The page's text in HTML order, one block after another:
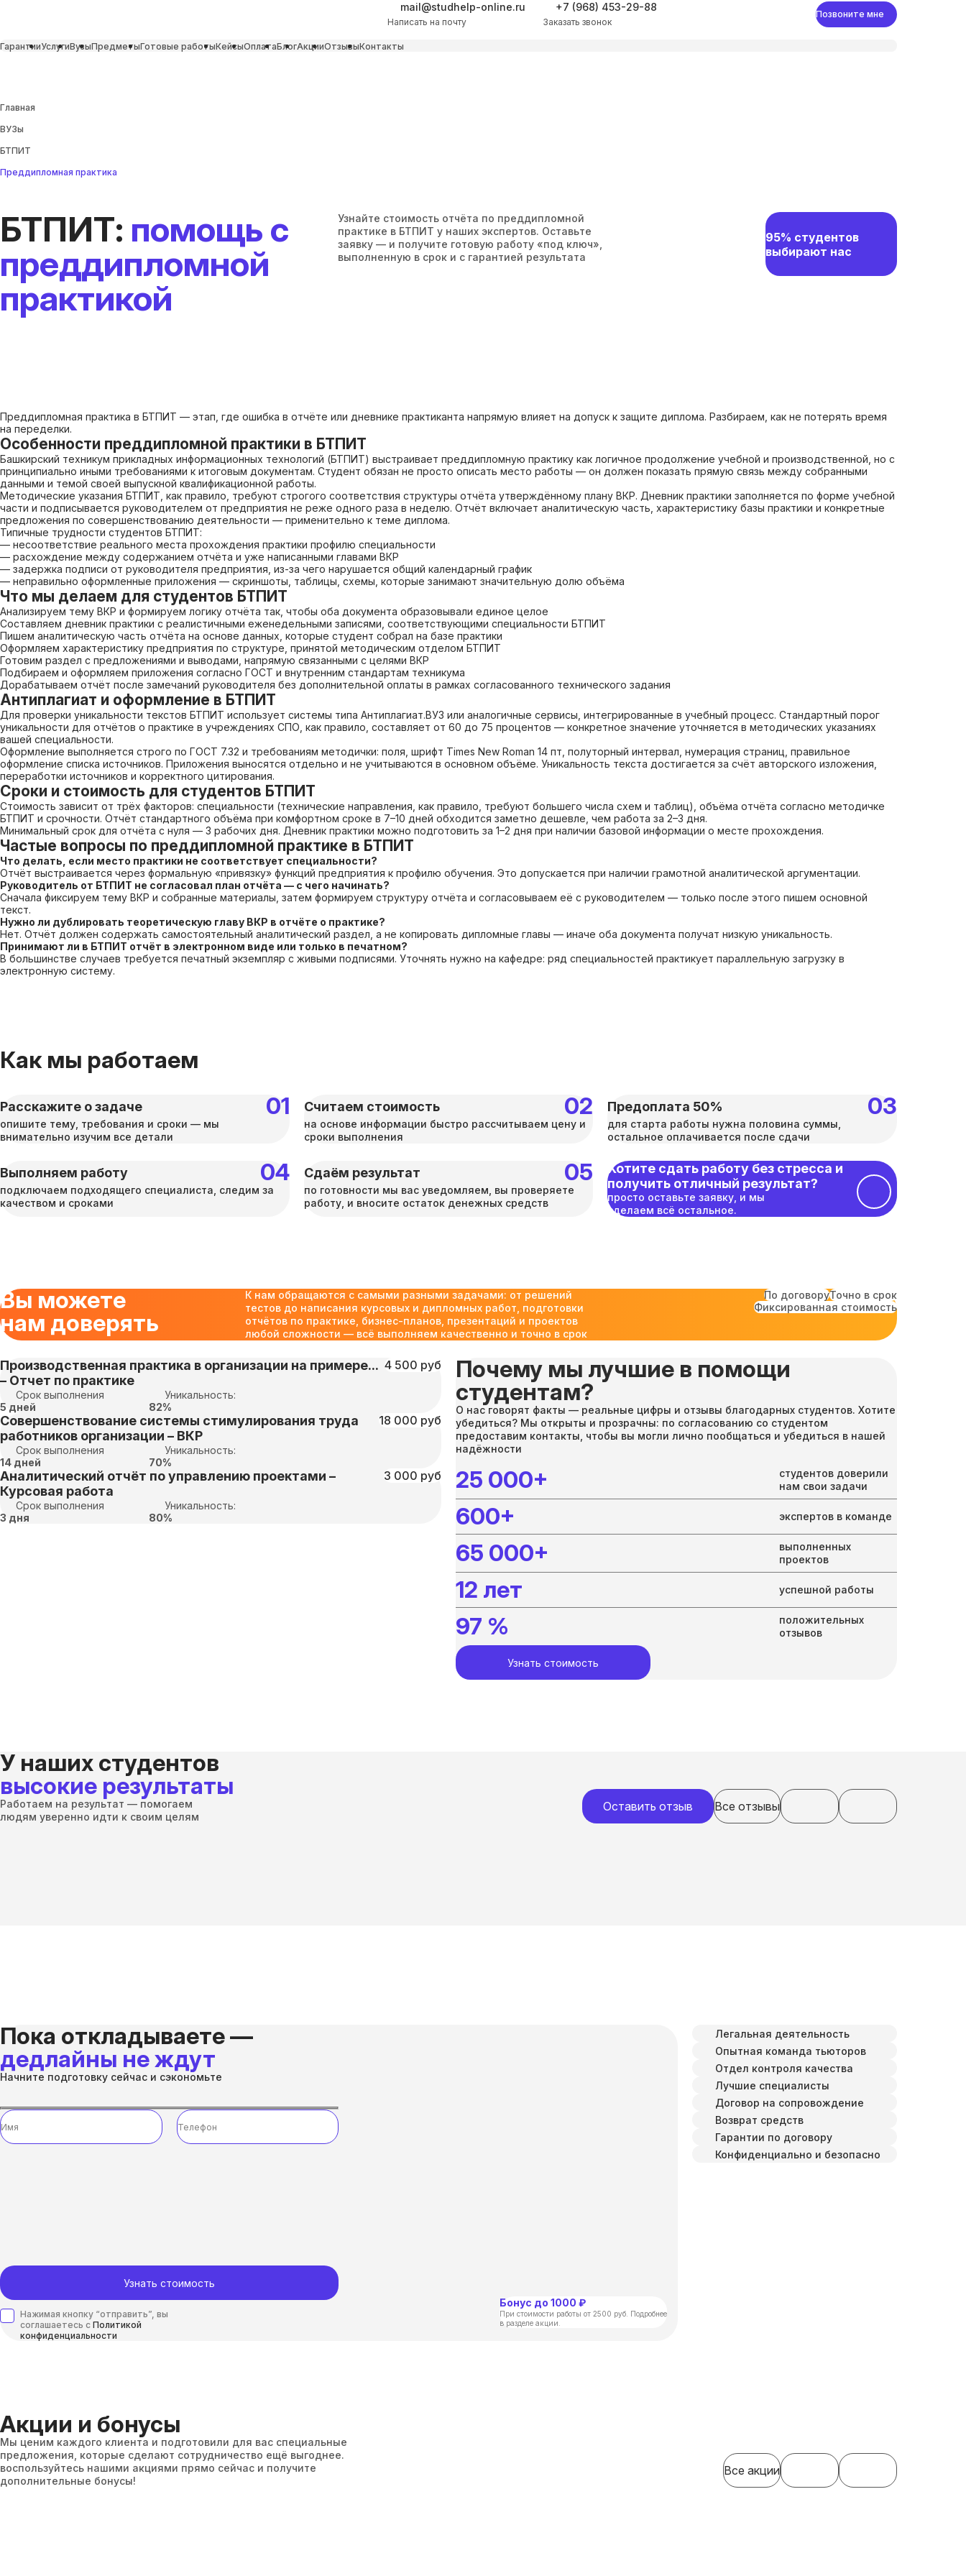
mail@studhelp-online.ru
Написать на почту
+7 (968) 453-29-88
Заказать звонок
Позвоните мне
ГарантииУслугиВузыПредметыГотовые работыКейсыОплатаБлогАкцииОтзывыКонтакты
Главная
ВУЗы
БТПИТ
Преддипломная практика
БТПИТ: помощь с
преддипломной
практикой
Узнайте стоимость отчёта по преддипломной
практике в БТПИТ у наших экспертов. Оставьте
заявку — и получите готовую работу «под ключ»,
выполненную в срок и с гарантией результата
95% студентов
выбирают нас
Преддипломная практика в БТПИТ — этап, где ошибка в отчёте или дневнике практиканта напрямую влияет на допуск к защите диплома. Разбираем, как не потерять время
на переделки.
Особенности преддипломной практики в БТПИТ
Башкирский техникум прикладных информационных технологий (БТПИТ) выстраивает преддипломную практику как логичное продолжение учебной и производственной, но с
принципиально иными требованиями к итоговым документам. Студент обязан не просто описать место работы — он должен показать прямую связь между собранными
данными и темой своей выпускной квалификационной работы.
Методические указания БТПИТ, как правило, требуют строгого соответствия структуры отчёта утверждённому плану ВКР. Дневник практики заполняется по форме учебной
части и подписывается руководителем от предприятия не реже одного раза в неделю. Отчёт включает аналитическую часть, характеристику базы практики и конкретные
предложения по совершенствованию деятельности — применительно к теме диплома.
Типичные трудности студентов БТПИТ:
— несоответствие реального места прохождения практики профилю специальности
— расхождение между содержанием отчёта и уже написанными главами ВКР
— задержка подписи от руководителя предприятия, из-за чего нарушается общий календарный график
— неправильно оформленные приложения — скриншоты, таблицы, схемы, которые занимают значительную долю объёма
Что мы делаем для студентов БТПИТ
Анализируем тему ВКР и формируем логику отчёта так, чтобы оба документа образовывали единое целое
Составляем дневник практики с реалистичными еженедельными записями, соответствующими специальности БТПИТ
Пишем аналитическую часть отчёта на основе данных, которые студент собрал на базе практики
Оформляем характеристику предприятия по структуре, принятой методическим отделом БТПИТ
Готовим раздел с предложениями и выводами, напрямую связанными с целями ВКР
Подбираем и оформляем приложения согласно ГОСТ и внутренним стандартам техникума
Дорабатываем отчёт после замечаний руководителя без дополнительной оплаты в рамках согласованного технического задания
Антиплагиат и оформление в БТПИТ
Для проверки уникальности текстов БТПИТ использует системы типа Антиплагиат.ВУЗ или аналогичные сервисы, интегрированные в учебный процесс. Стандартный порог
уникальности для отчётов о практике в учреждениях СПО, как правило, составляет от 60 до 75 процентов — конкретное значение уточняется в методических указаниях
вашей специальности.
Оформление выполняется строго по ГОСТ 7.32 и требованиям методички: поля, шрифт Times New Roman 14 пт, полуторный интервал, нумерация страниц, правильное
оформление списка источников. Приложения выносятся отдельно и не учитываются в основном объёме. Уникальность текста достигается за счёт авторского изложения,
переработки источников и корректного цитирования.
Сроки и стоимость для студентов БТПИТ
Стоимость зависит от трёх факторов: специальности (технические направления, как правило, требуют большего числа схем и таблиц), объёма отчёта согласно методичке
БТПИТ и срочности. Отчёт стандартного объёма при комфортном сроке в 7–10 дней обходится заметно дешевле, чем работа за 2–3 дня.
Минимальный срок для отчёта с нуля — 3 рабочих дня. Дневник практики можно подготовить за 1–2 дня при наличии базовой информации о месте прохождения.
Частые вопросы по преддипломной практике в БТПИТ
Что делать, если место практики не соответствует специальности?
Отчёт выстраивается через формальную «привязку» функций предприятия к профилю обучения. Это допускается при наличии грамотной аналитической аргументации.
Руководитель от БТПИТ не согласовал план отчёта — с чего начинать?
Сначала фиксируем тему ВКР и собранные материалы, затем формируем структуру отчёта и согласовываем её с руководителем — только после этого пишем основной
текст.
Нужно ли дублировать теоретическую главу ВКР в отчёте о практике?
Нет. Отчёт должен содержать самостоятельный аналитический раздел, а не копировать дипломные главы — иначе оба документа получат низкую уникальность.
Принимают ли в БТПИТ отчёт в электронном виде или только в печатном?
В большинстве случаев требуется печатный экземпляр с живыми подписями. Уточнять нужно на кафедре: ряд специальностей практикует параллельную загрузку в
электронную систему.
Как мы работаем
Расскажите о задаче
опишите тему, требования и сроки — мы
внимательно изучим все детали
Считаем стоимость
на основе информации быстро рассчитываем цену и
сроки выполнения
Предоплата 50%
для старта работы нужна половина суммы,
остальное оплачивается после сдачи
Выполняем работу
подключаем подходящего специалиста, следим за
качеством и сроками
Сдаём результат
по готовности мы вас уведомляем, вы проверяете
работу, и вносите остаток денежных средств
Хотите сдать работу без стресса и
получить отличный результат?
просто оставьте заявку, и мы
сделаем всё остальное.
Вы можете
нам доверять
К нам обращаются с самыми разными задачами: от решений
тестов до написания курсовых и дипломных работ, подготовки
отчётов по практике, бизнес-планов, презентаций и проектов
любой сложности — всё выполняем качественно и точно в срок
По договоруТочно в срок
Фиксированная стоимость
Производственная практика в организации на примере...
– Отчет по практике
4 500 руб
Срок выполнения
5 дней
Уникальность:
82%
Совершенствование системы стимулирования труда
работников организации – ВКР
18 000 руб
Срок выполнения
14 дней
Уникальность:
70%
Аналитический отчёт по управлению проектами –
Курсовая работа
3 000 руб
Срок выполнения
3 дня
Уникальность:
80%
Почему мы лучшие в помощи
студентам?
О нас говорят факты — реальные цифры и отзывы благодарных студентов. Хотите
убедиться? Мы открыты и прозрачны: по согласованию со студентом
предоставим контакты, чтобы вы могли лично пообщаться и убедиться в нашей
надёжности
25 000+
студентов доверили
нам свои задачи
600+ экспертов в команде
65 000+
выполненных
проектов
12 лет успешной работы
97 %
положительных
отзывов
Узнать стоимость
У наших студентов
высокие результаты
Работаем на результат — помогаем
людям уверенно идти к своим целям
Оставить отзыв Все отзывы
Пока откладываете —
дедлайны не ждут
Начните подготовку сейчас и сэкономьте
Узнать стоимость
Нажимая кнопку “отправить”, вы
соглашаетесь с Политикой
конфиденциальности
Бонус до 1000 ₽
При стоимости работы от 2500 руб. Подробнее
в разделе акции.
Легальная деятельность
Опытная команда тьюторов
Отдел контроля качества
Лучшие специалисты
Договор на сопровождение
Возврат средств
Гарантии по договору
Конфиденциально и безопасно
Акции и бонусы
Мы ценим каждого клиента и подготовили для вас специальные
предложения, которые сделают сотрудничество ещё выгоднее.
воспользуйтесь нашими акциями прямо сейчас и получите
дополнительные бонусы!
Все акции